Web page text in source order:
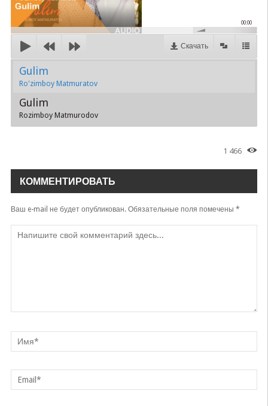
00:00
Скачать
Gulim
Ro'zimboy Matmuratov
Gulim
Rozimboy Matmurodov
1 466
КОММЕНТИРОВАТЬ
Ваш e-mail не будет опубликован.Обязательные поля помечены *